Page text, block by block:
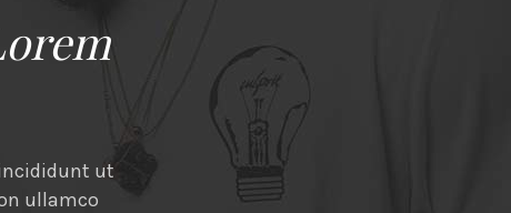
ut
ullamco
Lorem ipsum
adipisicing elit,
Ut enim ad minim veniam, quis nostrud
commodo consequat. Duis aute irure